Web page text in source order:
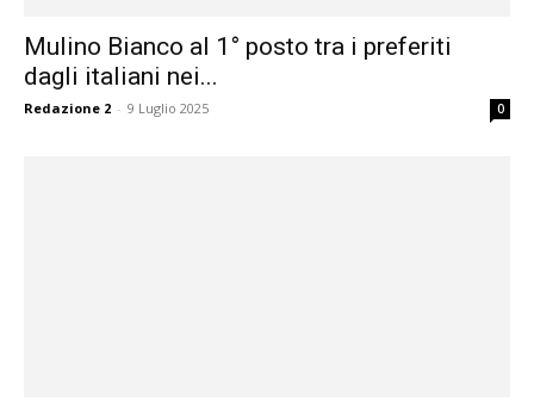
Mulino Bianco al 1° posto tra i preferiti
dagli italiani nei...
Redazione 2 - 9 Luglio 2025 0